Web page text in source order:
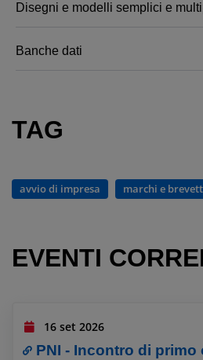
Disegni e modelli semplici e
Banche dati
TAG
avvio di impresa marchi e
EVENTI
16 set 2026
PNI - Incontro di primo